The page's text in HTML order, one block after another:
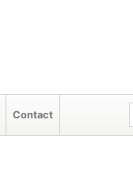
Contact